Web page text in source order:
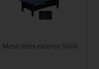
Mesa tenis exterior Siloli